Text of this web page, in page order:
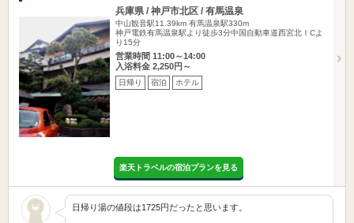
兵庫県 / 神戸市北区 / 有馬温泉
中山観音駅11.39km 有馬温泉駅330m
神戸電鉄有馬温泉駅より徒歩3分中国自動車道西宮北ＩCよ
り15分
営業時間 11:00～14:00
入浴料金 2,250円～
日帰り 宿泊 ホテル
楽天トラベルの宿泊プランを見る
日帰り湯の値段は1725円だったと思います。